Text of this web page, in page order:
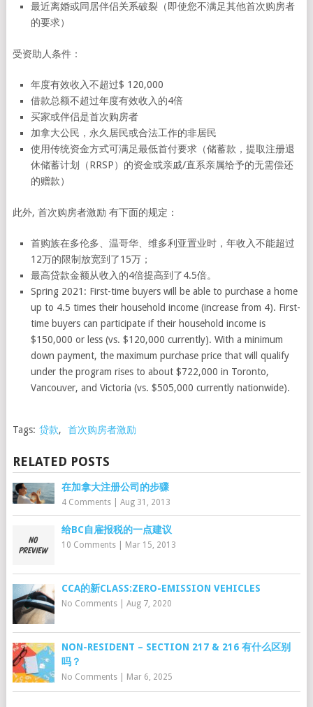
最近离婚或同居伴侣关系破裂（即使您不满足其他首次购房者
的要求）
受资助人条件：
年度有效收入不超过$ 120,000
借款总额不超过年度有效收入的4倍
买家或伴侣是首次购房者
加拿大公民，永久居民或合法工作的非居民
使用传统资金方式可满足最低首付要求（储蓄款，提取注册退
休储蓄计划（RRSP）的资金或亲戚/直系亲属给予的无需偿还
的赠款）
此外, 首次购房者激励 有下面的规定：
首购族在多伦多、温哥华、维多利亚置业时，年收入不能超过
12万的限制放宽到了15万；
最高贷款金额从收入的4倍提高到了4.5倍。
Spring 2021: First-time buyers will be able to purchase a home
up to 4.5 times their household income (increase from 4). First-
time buyers can participate if their household income is
$150,000 or less (vs. $120,000 currently). With a minimum
down payment, the maximum purchase price that will qualify
under the program rises to about $722,000 in Toronto,
Vancouver, and Victoria (vs. $505,000 currently nationwide).
Tags: 贷款, 首次购房者激励
RELATED POSTS
在加拿大注册公司的步骤
4 Comments| Aug 31, 2013
给BC自雇报税的一点建议
10 Comments| Mar 15, 2013
CCA的新CLASS:ZERO-EMISSION VEHICLES
No Comments| Aug 7, 2020
NON-RESIDENT – SECTION 217 & 216 有什么区别
吗？
No Comments| Mar 6, 2025